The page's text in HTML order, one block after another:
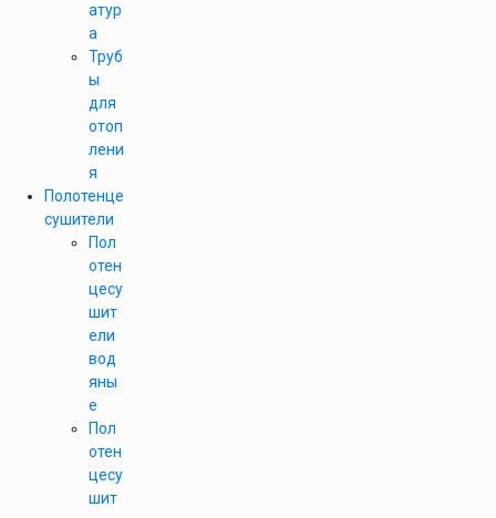
атур
а
Труб
ы
для
отоп
лени
я
Полотенце
сушители
Пол
отен
цесу
шит
ели
вод
яны
е
Пол
отен
цесу
шит